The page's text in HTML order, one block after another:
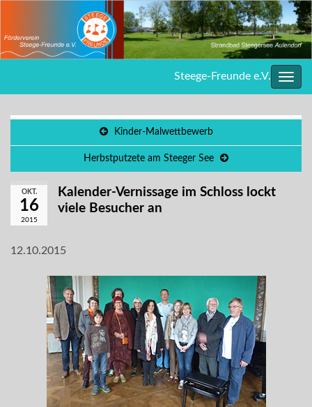
Steege-Freunde e.V.
Kinder-Malwettbewerb
Herbstputzete am Steeger See
OKT.
16
2015
Kalender-Vernissage im Schloss lockt
viele Besucher an
12.10.2015